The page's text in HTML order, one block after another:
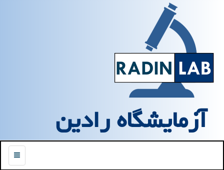
آزمایشگاه رادین
منو